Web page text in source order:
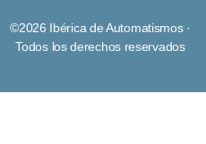
©2026 Ibérica de Automatismos ·
Todos los derechos reservados